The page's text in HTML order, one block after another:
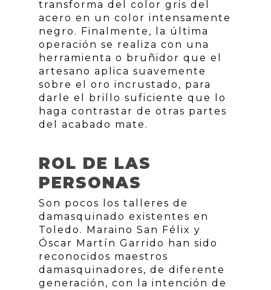
transforma del color gris del
acero en un color intensamente
negro. Finalmente, la última
operación se realiza con una
herramienta o bruñidor que el
artesano aplica suavemente
sobre el oro incrustado, para
darle el brillo suficiente que lo
haga contrastar de otras partes
del acabado mate.
ROL DE LAS
PERSONAS
Son pocos los talleres de
damasquinado existentes en
Toledo. Maraino San Félix y
Óscar Martín Garrido han sido
reconocidos maestros
damasquinadores, de diferente
generación, con la intención de